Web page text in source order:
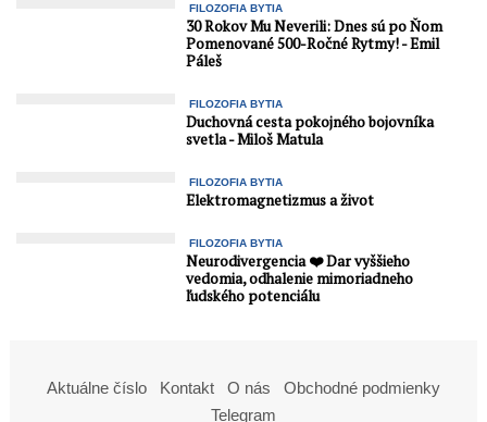
FILOZOFIA BYTIA
30 Rokov Mu Neverili: Dnes sú po Ňom
Pomenované 500-Ročné Rytmy! - Emil
Páleš
FILOZOFIA BYTIA
Duchovná cesta pokojného bojovníka
svetla - Miloš Matula
FILOZOFIA BYTIA
Elektromagnetizmus a život
FILOZOFIA BYTIA
Neurodivergencia ❤️ Dar vyššieho
vedomia, odhalenie mimoriadneho
ľudského potenciálu
Aktuálne číslo Kontakt O nás
Obchodné podmienky
Telegram